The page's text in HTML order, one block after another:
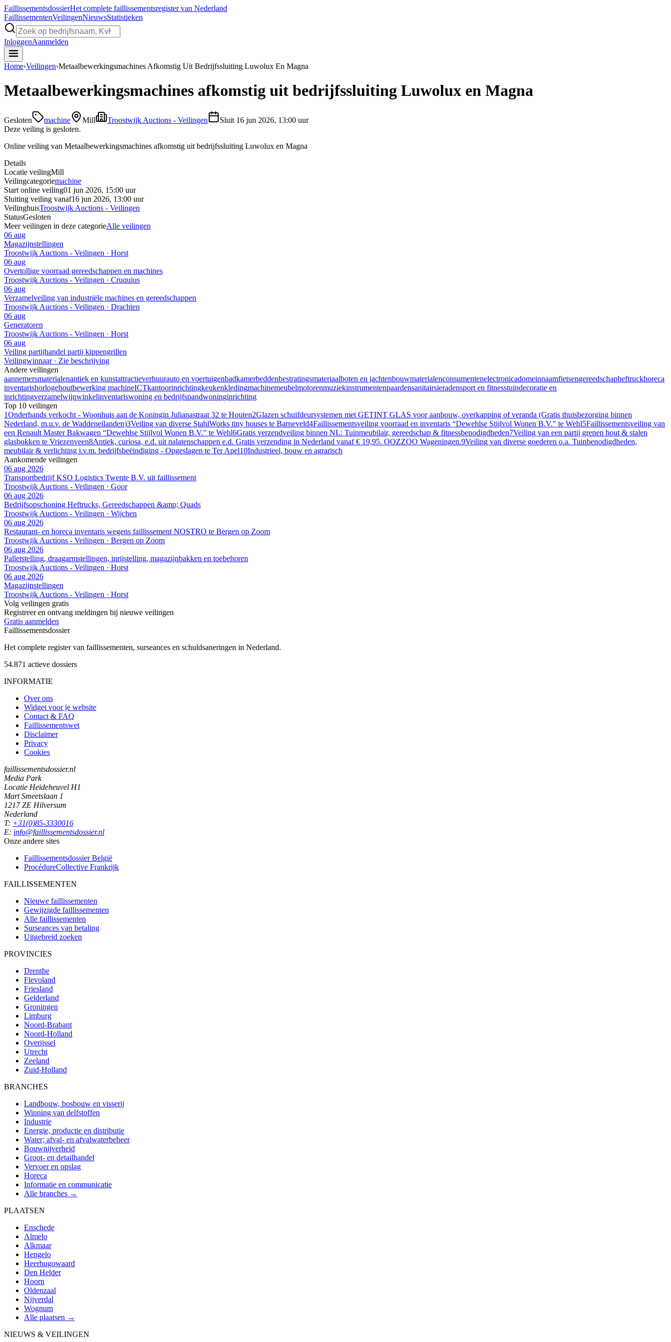
FaillissementsdossierHet complete faillissementsregister van Nederland
FaillissementenVeilingenNieuwsStatistieken
InloggenAanmelden
Home›Veilingen›Metaalbewerkingsmachines Afkomstig Uit Bedrijfssluiting Luwolux En Magna
Metaalbewerkingsmachines afkomstig uit bedrijfssluiting Luwolux en Magna
Gesloten machine Mill Troostwijk Auctions - Veilingen Sluit 16 jun 2026, 13:00 uur
Deze veiling is gesloten.
Online veiling van Metaalbewerkingsmachines afkomstig uit bedrijfssluiting Luwolux en Magna
Details
Locatie veilingMill
Veilingcategoriemachine
Start online veiling01 jun 2026, 15:00 uur
Sluiting veiling vanaf16 jun 2026, 13:00 uur
VeilinghuisTroostwijk Auctions - Veilingen
StatusGesloten
Meer veilingen in deze categorieAlle veilingen
06 aug
Magazijnstellingen
Troostwijk Auctions - Veilingen · Horst
06 aug
Overtollige voorraad gereedschappen en machines
Troostwijk Auctions - Veilingen · Cruquius
06 aug
Verzamelveiling van industriële machines en gereedschappen
Troostwijk Auctions - Veilingen · Drachten
06 aug
Generatoren
Troostwijk Auctions - Veilingen · Horst
06 aug
Veiling partijhandel partij kippengrillen
Veilingwinnaar · Zie beschrijving
Andere veilingen
aannemersmaterialenantiek en kunstattractieverhuurauto en voertuigenbadkamerbeddenbestratingsmateriaalboten en jachtenbouwmaterialenconsumentenelectronicadomeinnaamfietsengereedschapheftruckhoreca
inventarishorlogehoutbewerking machineICTkantoorinrichtingkeukenkledingmachinemeubelmotorenmuziekinstrumentenpaardensanitairsieradensport en fitnesstuindecoratie en
inrichtingverzamelwijnwinkelinventariswoning en bedrijfspandwoninginrichting
Top 10 veilingen
1Onderhands verkocht - Woonhuis aan de Koningin Julianastraat 32 te Houten2Glazen schuifdeursystemen met GETINT GLAS voor aanbouw, overkapping of veranda (Gratis thuisbezorging binnen
Nederland, m.u.v. de Waddeneilanden)3Veiling van diverse StahlWorks tiny houses te Barneveld4Faillissementsveiling voorraad en inventaris “Dewehlse Stijlvol Wonen B.V." te Wehl5Faillissementsveiling van
een Renault Master Bakwagen “Dewehlse Stijlvol Wonen B.V." te Wehl6Gratis verzendveiling binnen NL: Tuinmeubilair, gereedschap & fitnessbenodigdheden7Veiling van een partij grenen hout & stalen
glasbokken te Vriezenveen8Antiek, curiosa, e.d. uit nalatenschappen e.d. Gratis verzending in Nederland vanaf € 19,95. OOZZOO Wageningen.9Veiling van diverse goederen o.a. Tuinbenodigdheden,
meubilair & verlichting i.v.m. bedrijfsbeëindiging - Opgeslagen te Ter Apel10Industrieel, bouw en agrarisch
Aankomende veilingen
06 aug 2026
Transportbedrijf KSO Logistics Twente B.V. uit faillissement
Troostwijk Auctions - Veilingen · Goor
06 aug 2026
Bedrijfsopschoning Heftrucks, Gereedschappen &amp; Quads
Troostwijk Auctions - Veilingen · Wijchen
06 aug 2026
Restaurant- en horeca inventaris wegens faillissement NOSTRO te Bergen op Zoom
Troostwijk Auctions - Veilingen · Bergen op Zoom
06 aug 2026
Palletstelling, draagarmstellingen, inrijstelling, magazijnbakken en toebehoren
Troostwijk Auctions - Veilingen · Horst
06 aug 2026
Magazijnstellingen
Troostwijk Auctions - Veilingen · Horst
Volg veilingen gratis
Registreer en ontvang meldingen bij nieuwe veilingen
Gratis aanmelden
Faillissementsdossier
Het complete register van faillissementen, surseances en schuldsaneringen in Nederland.
54.871 actieve dossiers
INFORMATIE
Over ons
Widget voor je website
Contact & FAQ
Faillissementswet
Disclaimer
Privacy
Cookies
faillissementsdossier.nl
Media Park
Locatie Heideheuvel H1
Mart Smeetslaan 1
1217 ZE Hilversum
Nederland
T: +31(0)85-3330016
E: info@faillissementsdossier.nl
Onze andere sites
Faillissementsdossier België
ProcédureCollective Frankrijk
FAILLISSEMENTEN
Nieuwe faillissementen
Gewijzigde faillissementen
Alle faillissementen
Surseances van betaling
Uitgebreid zoeken
PROVINCIES
Drenthe
Flevoland
Friesland
Gelderland
Groningen
Limburg
Noord-Brabant
Noord-Holland
Overijssel
Utrecht
Zeeland
Zuid-Holland
BRANCHES
Landbouw, bosbouw en visserij
Winning van delfstoffen
Industrie
Energie, productie en distributie
Water; afval- en afvalwaterbeheer
Bouwnijverheid
Groot- en detailhandel
Vervoer en opslag
Horeca
Informatie en communicatie
Alle branches →
PLAATSEN
Enschede
Almelo
Alkmaar
Hengelo
Heerhugowaard
Den Helder
Hoorn
Oldenzaal
Nijverdal
Wognum
Alle plaatsen →
NIEUWS & VEILINGEN